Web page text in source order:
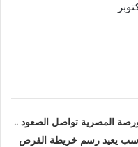
المصرية تواصل الصعود ..
يعيد رسم خريطة الفرص